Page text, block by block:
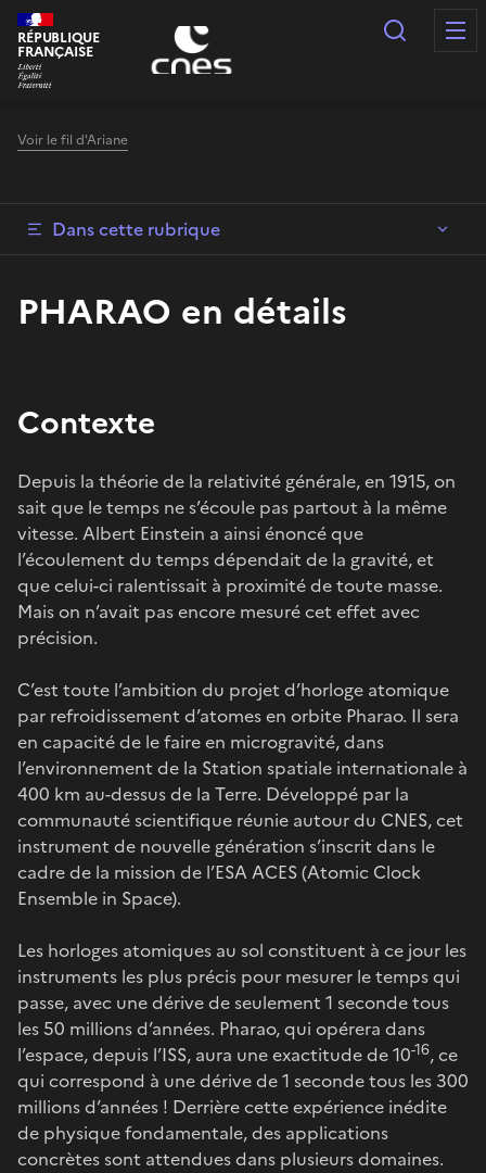
Panneau de gestion des cookies
RÉPUBLIQUE
FRANÇAISE
Voir le fil d'Ariane
Dans cette rubrique
PHARAO en détails
Contexte
Depuis la théorie de la relativité générale, en 1915, on
sait que le temps ne s’écoule pas partout à la même
vitesse. Albert Einstein a ainsi énoncé que
l’écoulement du temps dépendait de la gravité, et
que celui-ci ralentissait à proximité de toute masse.
Mais on n’avait pas encore mesuré cet effet avec
précision.
C’est toute l’ambition du projet d’horloge atomique
par refroidissement d’atomes en orbite Pharao. Il sera
en capacité de le faire en microgravité, dans
l’environnement de la Station spatiale internationale à
400 km au-dessus de la Terre. Développé par la
communauté scientifique réunie autour du CNES, cet
instrument de nouvelle génération s’inscrit dans le
cadre de la mission de l’ESA ACES (Atomic Clock
Ensemble in Space).
Les horloges atomiques au sol constituent à ce jour les
instruments les plus précis pour mesurer le temps qui
passe, avec une dérive de seulement 1 seconde tous
les 50 millions d’années. Pharao, qui opérera dans
l’espace, depuis l’ISS, aura une exactitude de 10-16, ce
qui correspond à une dérive de 1 seconde tous les 300
millions d’années ! Derrière cette expérience inédite
de physique fondamentale, des applications
concrètes sont attendues dans plusieurs domaines.